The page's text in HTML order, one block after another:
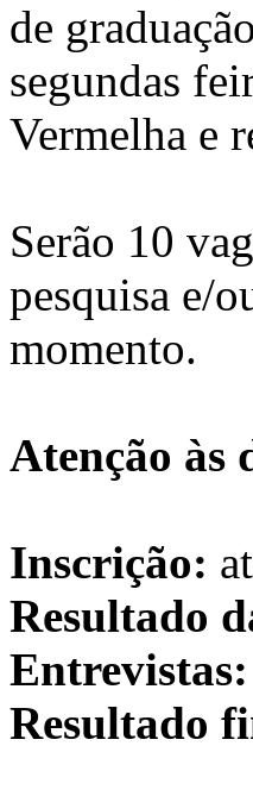
de
segundas
Vermelha e
Serão 10
pesquisa e/
momento.
Atenção às
Inscrição:
Resultado
Entrevistas:
Resultado